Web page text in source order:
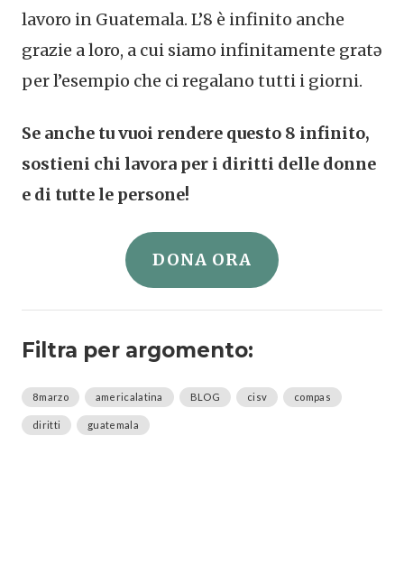
lavoro in Guatemala. L’8 è infinito anche
grazie a loro, a cui siamo infinitamente gratə
per l’esempio che ci regalano tutti i giorni.
Se anche tu vuoi rendere questo 8 infinito,
sostieni chi lavora per i diritti delle donne
e di tutte le persone!
DONA ORA
Filtra per argomento:
8marzo americalatina BLOG cisv compas
diritti guatemala